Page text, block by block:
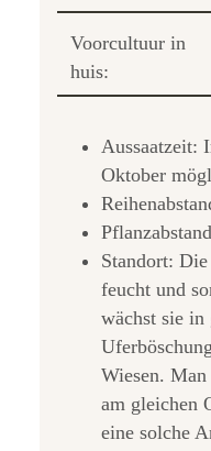
Voorcultuur in
huis:
Aussaatzeit:
Oktober
Standort:
feucht und
wächst sie in
Wiesen.
am gleichen
eine solche